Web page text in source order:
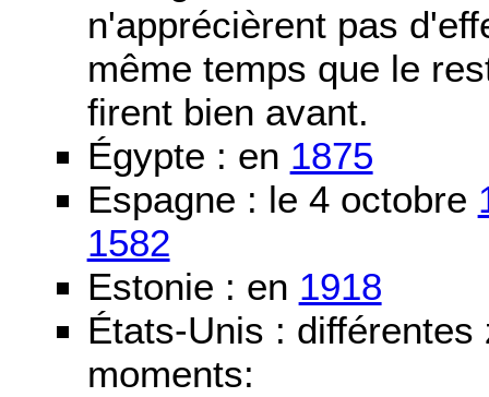
n'apprécièrent pas
même temps que le
firent bien avant.
Égypte : en 1875
Espagne : le 4 octobre
1582
Estonie : en 1918
États-Unis :
moments: